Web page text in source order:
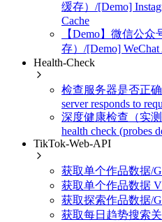
缓存）/[Demo]
Cache
【Demo】微信公
存）/[Demo]
Health-Check
检查服务器是否正
server responds to
深度健康检查（实
health check (probes
TikTok-Web-API
获取单个作品数据/
获取单个作品数据
获取探索作品数据/
获取每日趋势搜索